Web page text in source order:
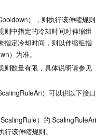
），则执行该伸缩规则
则中指定的冷却时间对伸缩组
指定冷却时间，则以伸缩组指
）为准。
则数量有限，具体说明请参见
）可以供以下接口
）的 ScalingRuleAri
该伸缩规则。